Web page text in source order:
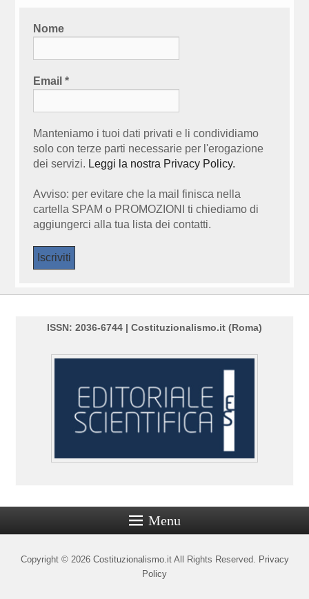
Nome
Email*
Manteniamo i tuoi dati privati e li condividiamo
solo con terze parti necessarie per l'erogazione
dei servizi. Leggi la nostra Privacy Policy.
Avviso: per evitare che la mail finisca nella
cartella SPAM o PROMOZIONI ti chiediamo di
aggiungerci alla tua lista dei contatti.
ISSN: 2036-6744 | Costituzionalismo.it (Roma)
Menu
Copyright © 2026 Costituzionalismo.itAll Rights Reserved.
Privacy
Policy